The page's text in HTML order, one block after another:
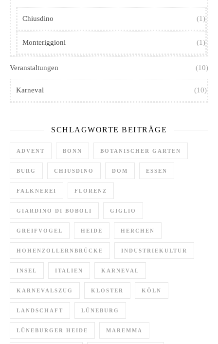
Chiusdino (1)
Monteriggioni (1)
Veranstaltungen (10)
Karneval (10)
SCHLAGWORTE BEITRÄGE
ADVENT BONN BOTANISCHER GARTEN
BURG CHIUSDINO DOM ESSEN
FALKNEREI FLORENZ
GIARDINO DI BOBOLI GIGLIO
GREIFVOGEL HEIDE HERCHEN
HOHENZOLLERNBRÜCKE INDUSTRIEKULTUR
INSEL ITALIEN KARNEVAL
KARNEVALSZUG KLOSTER KÖLN
LANDSCHAFT LÜNEBURG
LÜNEBURGER HEIDE MAREMMA